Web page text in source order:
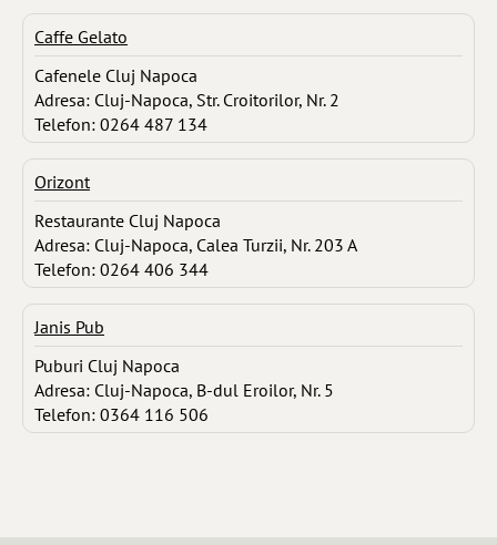
Caffe Gelato
Cafenele Cluj Napoca
Adresa: Cluj-Napoca, Str. Croitorilor, Nr. 2
Telefon: 0264 487 134
Orizont
Restaurante Cluj Napoca
Adresa: Cluj-Napoca, Calea Turzii, Nr. 203 A
Telefon: 0264 406 344
Janis Pub
Puburi Cluj Napoca
Adresa: Cluj-Napoca, B-dul Eroilor, Nr. 5
Telefon: 0364 116 506